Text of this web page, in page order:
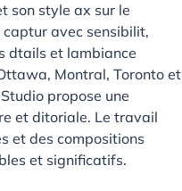
son style ax sur le
avec sensibilit,
dtails et lambiance
Montral, Toronto et
propose une
et ditoriale. Le travail
et des compositions
et significatifs.